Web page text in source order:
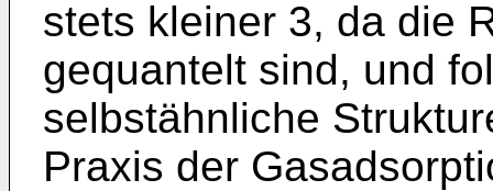
stets kleiner 3, da die
gequantelt sind, und
selbstähnliche
Praxis der